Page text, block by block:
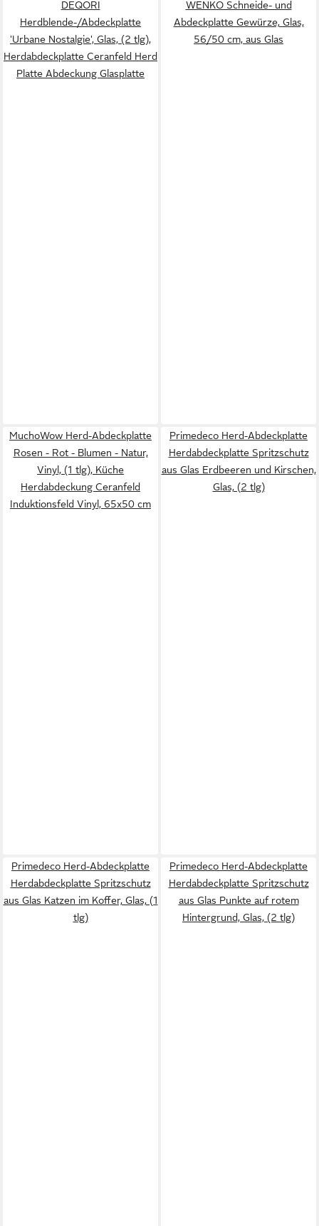
DEQORI
Herdblende-/Abdeckplatte
'Urbane Nostalgie', Glas, (2 tlg),
Herdabdeckplatte Ceranfeld Herd
Platte Abdeckung Glasplatte
WENKO Schneide- und
Abdeckplatte Gewürze, Glas,
56/50 cm, aus Glas
MuchoWow Herd-Abdeckplatte
Rosen - Rot - Blumen - Natur,
Vinyl, (1 tlg), Küche
Herdabdeckung Ceranfeld
Induktionsfeld Vinyl, 65x50 cm
Primedeco Herd-Abdeckplatte
Herdabdeckplatte Spritzschutz
aus Glas Erdbeeren und Kirschen,
Glas, (2 tlg)
Primedeco Herd-Abdeckplatte
Herdabdeckplatte Spritzschutz
aus Glas Katzen im Koffer, Glas, (1
tlg)
Primedeco Herd-Abdeckplatte
Herdabdeckplatte Spritzschutz
aus Glas Punkte auf rotem
Hintergrund, Glas, (2 tlg)